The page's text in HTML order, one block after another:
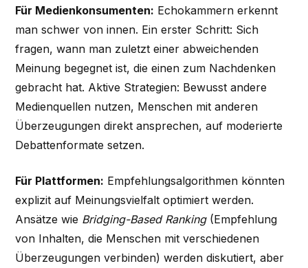
Für Medienkonsumenten: Echokammern erkennt
man schwer von innen. Ein erster Schritt: Sich
fragen, wann man zuletzt einer abweichenden
Meinung begegnet ist, die einen zum Nachdenken
gebracht hat. Aktive Strategien: Bewusst andere
Medienquellen nutzen, Menschen mit anderen
Überzeugungen direkt ansprechen, auf moderierte
Debattenformate setzen.
Für Plattformen: Empfehlungsalgorithmen könnten
explizit auf Meinungsvielfalt optimiert werden.
Ansätze wie Bridging-Based Ranking(Empfehlung
von Inhalten, die Menschen mit verschiedenen
Überzeugungen verbinden) werden diskutiert, aber